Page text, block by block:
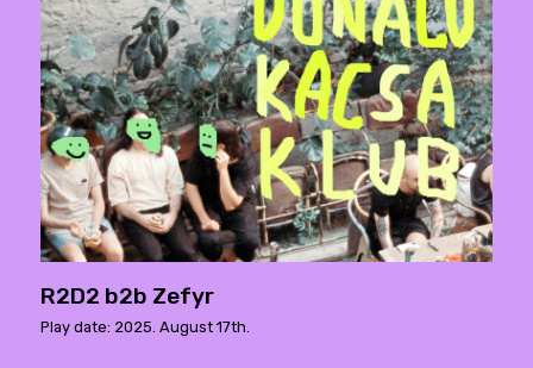
R2D2 b2b Zefyr
Play date: 2025. August 17th.